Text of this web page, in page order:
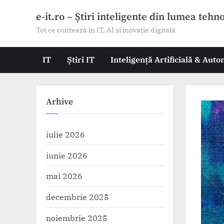
e-it.ro – Știri inteligente din lumea
Tot ce contează în IT, AI și inovație digitală
IT Știri IT Inteligență Artificială &
Arhive
iulie 2026
iunie 2026
mai 2026
decembrie 2025
noiembrie 2025